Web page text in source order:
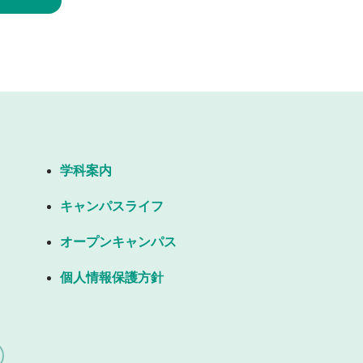
学科案内
キャンパスライフ
オープンキャンパス
個人情報保護方針